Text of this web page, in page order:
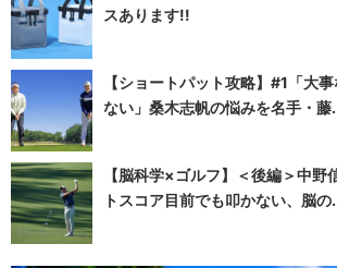
スあります!!
【ショートパット攻略】#1「大
ない」桑木志帆の悩みを名手・藤
【脳科学×ゴルフ】＜後編＞中野
トスコア目前でも叩かない、脳の